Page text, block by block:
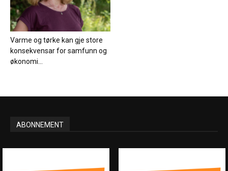
Varme og tørke kan gje store
konsekvensar for samfunn og
økonomi...
ABONNEMENT